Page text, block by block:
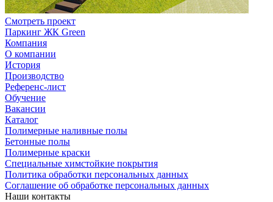
Смотреть проект
Паркинг ЖК Green
Компания
О компании
История
Производство
Референс-лист
Обучение
Вакансии
Каталог
Полимерные наливные полы
Бетонные полы
Полимерные краски
Специальные химстойкие покрытия
Политика обработки персональных данных
Cоглашение об обработке персональных данных
Наши контакты